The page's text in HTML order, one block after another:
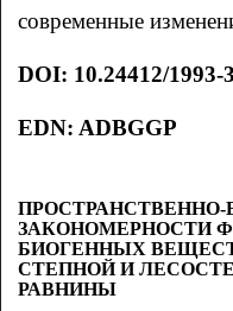
современные
DOI: 10.24412/1993-
EDN: ADBGGP
ЗАКОНОМЕРНОСТИ
БИОГЕННЫХ
СТЕПНОЙ И
РАВНИНЫ